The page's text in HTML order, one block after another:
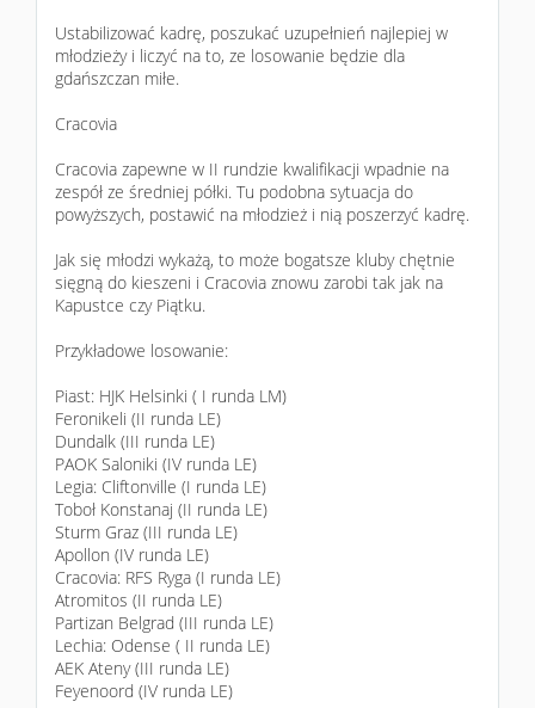
Ustabilizować kadrę, poszukać uzupełnień najlepiej w
młodzieży i liczyć na to, ze losowanie będzie dla
gdańszczan miłe.
Cracovia
Cracovia zapewne w II rundzie kwalifikacji wpadnie na
zespół ze średniej półki. Tu podobna sytuacja do
powyższych, postawić na młodzież i nią poszerzyć kadrę.
Jak się młodzi wykażą, to może bogatsze kluby chętnie
sięgną do kieszeni i Cracovia znowu zarobi tak jak na
Kapustce czy Piątku.
Przykładowe losowanie:
Piast: HJK Helsinki ( I runda LM)
Feronikeli (II runda LE)
Dundalk (III runda LE)
PAOK Saloniki (IV runda LE)
Legia: Cliftonville (I runda LE)
Toboł Konstanaj (II runda LE)
Sturm Graz (III runda LE)
Apollon (IV runda LE)
Cracovia: RFS Ryga (I runda LE)
Atromitos (II runda LE)
Partizan Belgrad (III runda LE)
Lechia: Odense ( II runda LE)
AEK Ateny (III runda LE)
Feyenoord (IV runda LE)